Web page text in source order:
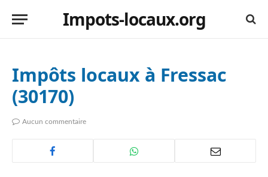
Impots-locaux.org
Impôts locaux à Fressac
(30170)
Aucun commentaire